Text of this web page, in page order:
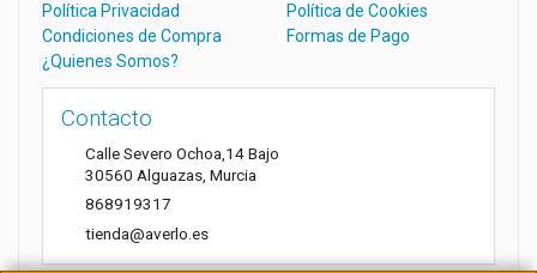
Política Privacidad
Política de Cookies
Condiciones de Compra
Formas de Pago
¿Quienes Somos?
Contacto
Calle Severo Ochoa,14 Bajo
30560 Alguazas Murcia
868919317
tienda@averlo.es